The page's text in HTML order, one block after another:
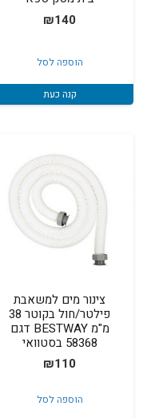
₪140
הוספה לסל
קנה כעת
צינור מים למשאבת
פילטר/חול בקוטר 38
מ"מ BESTWAY דגם
58368 בסטוואי
₪110
הוספה לסל